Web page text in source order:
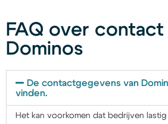
FAQ over
Dominos
De contactgegevens van
vinden.
Het kan voorkomen dat bedrijven lastig